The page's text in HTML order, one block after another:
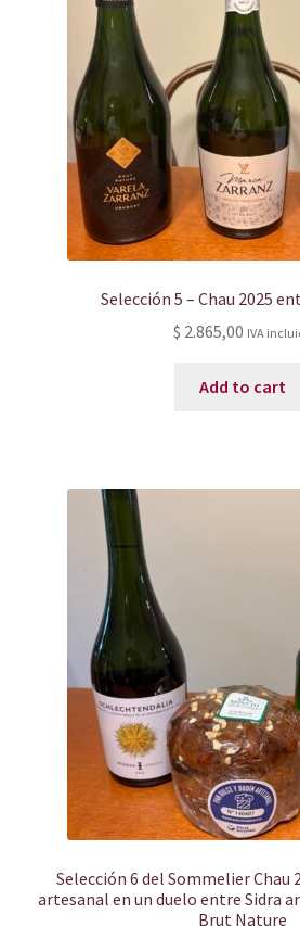
Selección 5 – Chau 2025
$ 2.865,00 IVA
Add to cart
Selección 6 del Sommelier Chau
artesanal en un duelo entre Sidra
Brut Nature